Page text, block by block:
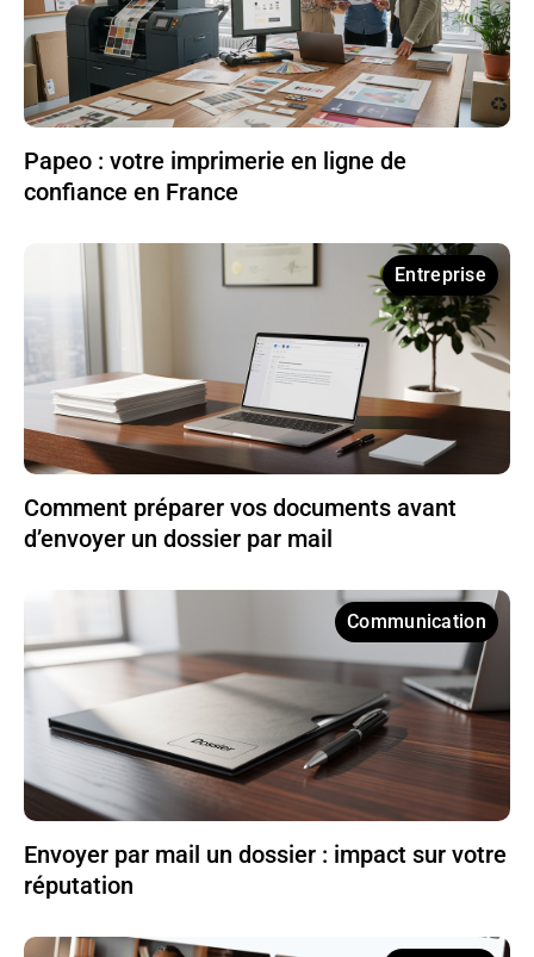
Papeo : votre imprimerie en ligne de
confiance en France
Entreprise
Comment préparer vos documents avant
d’envoyer un dossier par mail
Communication
Envoyer par mail un dossier : impact sur votre
réputation